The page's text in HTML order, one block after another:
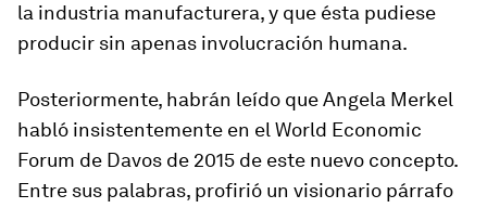
la industria manufacturera, y que ésta pudiese
producir sin apenas involucración humana.
Posteriormente, habrán leído que Angela Merkel
habló insistentemente en el World Economic
Forum de Davos de 2015 de este nuevo concepto.
Entre sus palabras, profirió un visionario párrafo